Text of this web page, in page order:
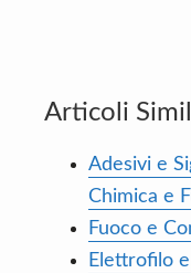
Articoli
Adesivi e
Chimica e
Fuoco e
Elettrofilo